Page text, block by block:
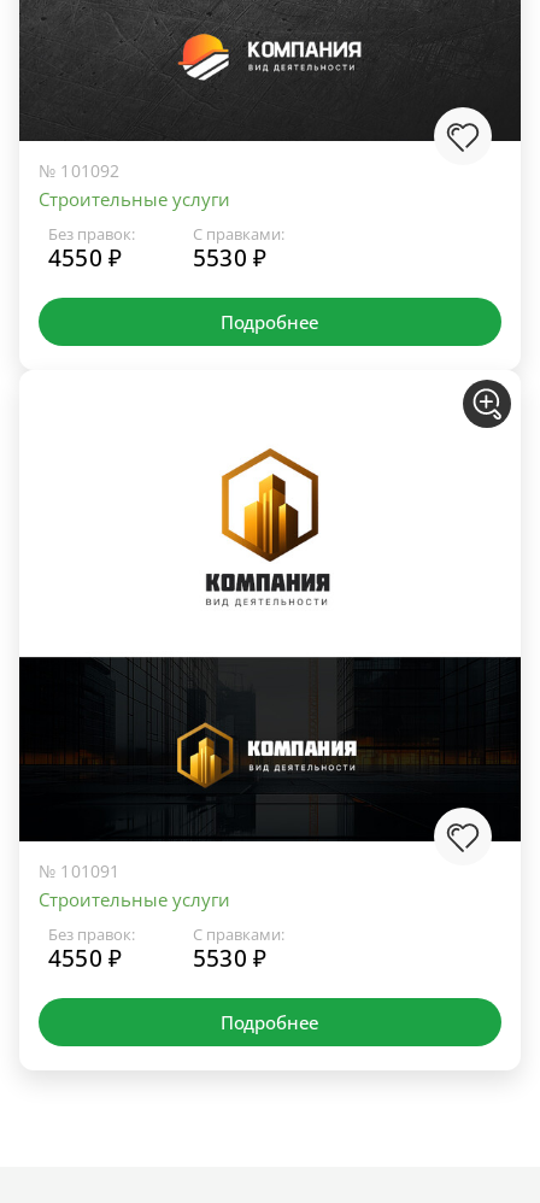
№ 101092
Строительные услуги
Без правок:
4550 ₽
С правками:
5530 ₽
Подробнее
№ 101091
Строительные услуги
Без правок:
4550 ₽
С правками:
5530 ₽
Подробнее